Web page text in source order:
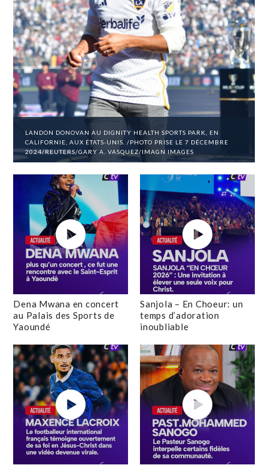
LANDON DONOVAN AU DIGNITY HEALTH SPORTS PARK, EN
CALIFORNIE, AUX ÉTATS-UNIS. /PHOTO PRISE LE 7 DÉCEMBRE
2024/REUTERS/GARY A. VASQUEZ/IMAGN IMAGES
Dena Mwana en concert
au Palais des Sports de
Yaoundé
Sanjola – En Choeur: un
temps d’adoration
inoubliable